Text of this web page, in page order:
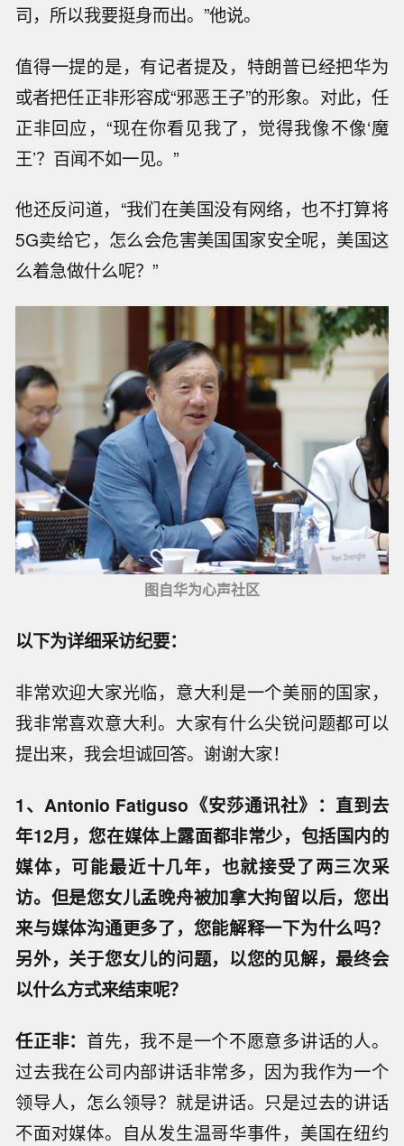
司，所以我要挺身而出。”他说。
值得一提的是，有记者提及，特朗普已经把华为
或者把任正非形容成“邪恶王子”的形象。对此，任
正非回应，“现在你看见我了，觉得我像不像‘魔
王’？百闻不如一见。”
他还反问道，“我们在美国没有网络，也不打算将
5G卖给它，怎么会危害美国国家安全呢，美国这
么着急做什么呢？”
图自华为心声社区
以下为详细采访纪要：
非常欢迎大家光临，意大利是一个美丽的国家，
我非常喜欢意大利。大家有什么尖锐问题都可以
提出来，我会坦诚回答。谢谢大家！
1、Antonio Fatiguso《安莎通讯社》：直到去
年12月，您在媒体上露面都非常少，包括国内的
媒体，可能最近十几年，也就接受了两三次采
访。但是您女儿孟晚舟被加拿大拘留以后，您出
来与媒体沟通更多了，您能解释一下为什么吗？
另外，关于您女儿的问题，以您的见解，最终会
以什么方式来结束呢？
任正非： 首先，我不是一个不愿意多讲话的人。
过去我在公司内部讲话非常多，因为我作为一个
领导人，怎么领导？就是讲话。只是过去的讲话
不面对媒体。自从发生温哥华事件，美国在纽约